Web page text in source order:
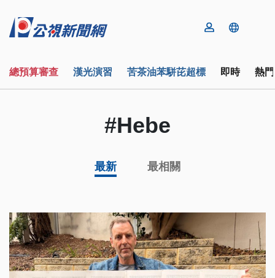
總預算審查 漢光演習 苦茶油苯駢芘超標 即時 熱
#Hebe
最新 最相關